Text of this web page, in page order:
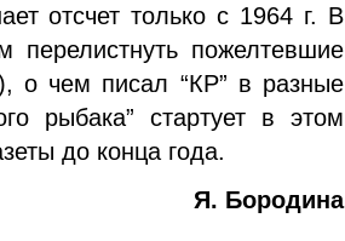
отсчет только с 1964 г. В
пожелтевшие
о чем писал “КР” в разные
рыбака” стартует в этом
до конца года.
Я. Бородина